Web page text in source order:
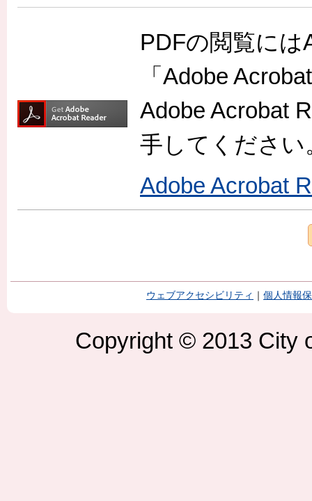
PDFの閲覧に
「Adobe
Adobe Acrobat
手してください
Adobe Acrobat
ウェブアクセシビリティ 個人情報
Copyright © 2013 City